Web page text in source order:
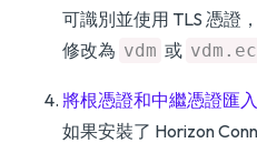
可識別並使用 TLS 憑證
修改為 vdm 或 vdm.ec
將根憑證和中繼憑證匯
如果安裝了 Horizon